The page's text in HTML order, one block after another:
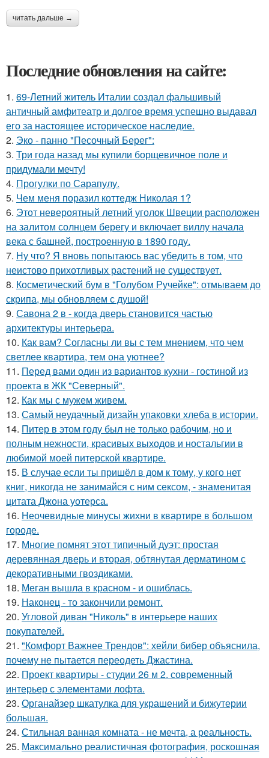
читать дальше →
Последние обновления на сайте:
1. 69-Летний житель Италии создал фальшивый
античный амфитеатр и долгое время успешно выдавал
его за настоящее историческое наследие.
2. Эко - панно "Песочный Берег":
3. Три года назад мы купили борщевичное поле и
придумали мечту!
4. Прогулки по Сарапулу.
5. Чем меня поразил коттедж Николая 1?
6. Этот невероятный летний уголок Швеции расположен
на залитом солнцем берегу и включает виллу начала
века с башней, построенную в 1890 году.
7. Ну что? Я вновь попытаюсь вас убедить в том, что
неистово прихотливых растений не существует.
8. Косметический бум в "Голубом Ручейке": отмываем до
скрипа, мы обновляем с душой!
9. Савона 2 в - когда дверь становится частью
архитектуры интерьера.
10. Как вам? Согласны ли вы с тем мнением, что чем
светлее квартира, тем она уютнее?
11. Перед вами один из вариантов кухни - гостиной из
проекта в ЖК "Северный".
12. Как мы с мужем живем.
13. Самый неудачный дизайн упаковки хлеба в истории.
14. Питер в этом году был не только рабочим, но и
полным нежности, красивых выходов и ностальгии в
любимой моей питерской квартире.
15. В случае если ты пришёл в дом к тому, у кого нет
книг, никогда не занимайся с ним сексом, - знаменитая
цитата Джона уотерса.
16. Неочевидные минусы жихни в квартире в большом
городе.
17. Многие помнят этот типичный дуэт: простая
деревянная дверь и вторая, обтянутая дерматином с
декоративными гвоздиками.
18. Меган вышла в красном - и ошиблась.
19. Наконец - то закончили ремонт.
20. Угловой диван "Николь" в интерьере наших
покупателей.
21. "Комфорт Важнее Трендов": хейли бибер объяснила,
почему не пытается переодеть Джастина.
22. Проект квартиры - студии 26 м 2. современный
интерьер с элементами лофта.
23. Органайзер шкатулка для украшений и бижутерии
большая.
24. Стильная ванная комната - не мечта, а реальность.
25. Максимально реалистичная фотография, роскошная